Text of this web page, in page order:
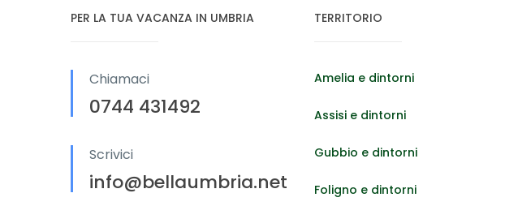
PER LA TUA VACANZA IN UMBRIA
Chiamaci
0744 431492
Scrivici
info@bellaumbria.net
TERRITORIO
Amelia e dintorni
Assisi e dintorni
Gubbio e dintorni
Foligno e dintorni